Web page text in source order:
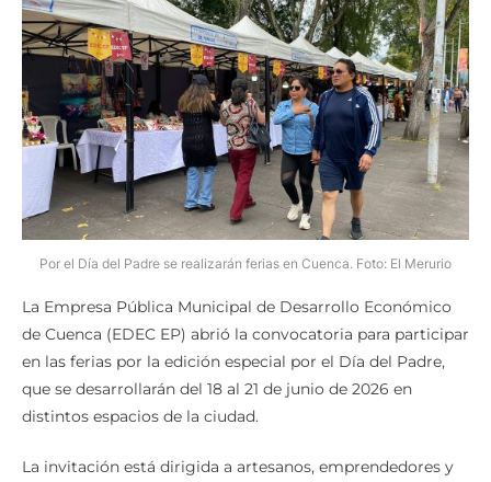
Por el Día del Padre se realizarán ferias en Cuenca. Foto: El Merurio
La Empresa Pública Municipal de Desarrollo Económico
de Cuenca (EDEC EP) abrió la convocatoria para participar
en las ferias por la edición especial por el Día del Padre,
que se desarrollarán del 18 al 21 de junio de 2026 en
distintos espacios de la ciudad.
La invitación está dirigida a artesanos, emprendedores y